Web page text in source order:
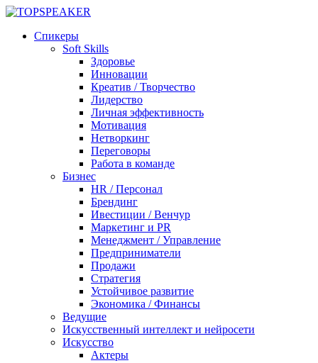
Спикеры
Soft Skills
Здоровье
Инновации
Креатив / Творчество
Лидерство
Личная эффективность
Мотивация
Нетворкинг
Переговоры
Работа в команде
Бизнес
HR / Персонал
Брендинг
Ивестиции / Венчур
Маркетинг и PR
Менеджмент / Управление
Предприниматели
Продажи
Стратегия
Устойчивое развитие
Экономика / Финансы
Ведущие
Искусственный интеллект и нейросети
Искусство
Актеры